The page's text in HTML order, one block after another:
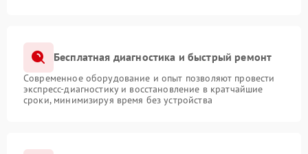
Бесплатная диагностика и быстрый ремонт
Современное оборудование и опыт позволяют провести
экспресс-диагностику и восстановление в кратчайшие
сроки, минимизируя время без устройства